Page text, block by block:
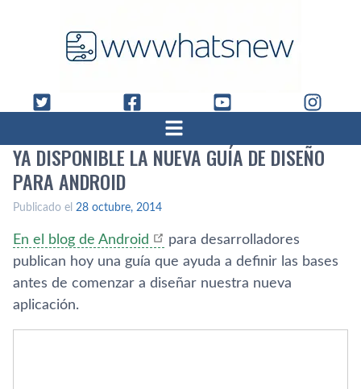
YA DISPONIBLE LA NUEVA GUÍ­A DE DISEÑO
PARA ANDROID
Publicado el 28 octubre, 2014
En el blog de Android
para desarrolladores
publican hoy una guí­a que ayuda a definir las bases
antes de comenzar a diseñar nuestra nueva
aplicación.